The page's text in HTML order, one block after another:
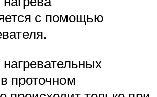
с помощью
проточном